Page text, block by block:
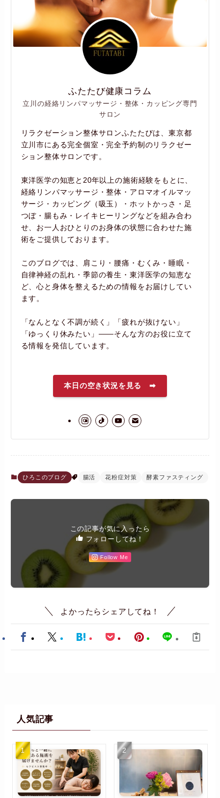
ふたたび健康コラム
立川の経絡リンパマッサージ・整体・カッピング専門
サロン
リラクゼーション整体サロンふたたびは、東京都
立川市にある完全個室・完全予約制のリラクゼー
ション整体サロンです。
東洋医学の知恵と20年以上の施術経験をもとに、
経絡リンパマッサージ・整体・アロマオイルマッ
サージ・カッピング（吸玉）・ホットかっさ・足
つぼ・腸もみ・レイキヒーリングなどを組み合わ
せ、お一人おひとりのお身体の状態に合わせた施
術をご提供しております。
このブログでは、肩こり・腰痛・むくみ・睡眠・
自律神経の乱れ・季節の養生・東洋医学の知恵な
ど、心と身体を整えるための情報をお届けしてい
ます。
「なんとなく不調が続く」「疲れが抜けない」
「ゆっくり休みたい」――そんな方のお役に立て
る情報を発信しています。
本日の空き状況を見る ➡
ひろこのブログ 腸活 花粉症対策 酵素ファスティング
この記事が気に入ったら
フォローしてね！
Follow Me
よかったらシェアしてね！
人気記事